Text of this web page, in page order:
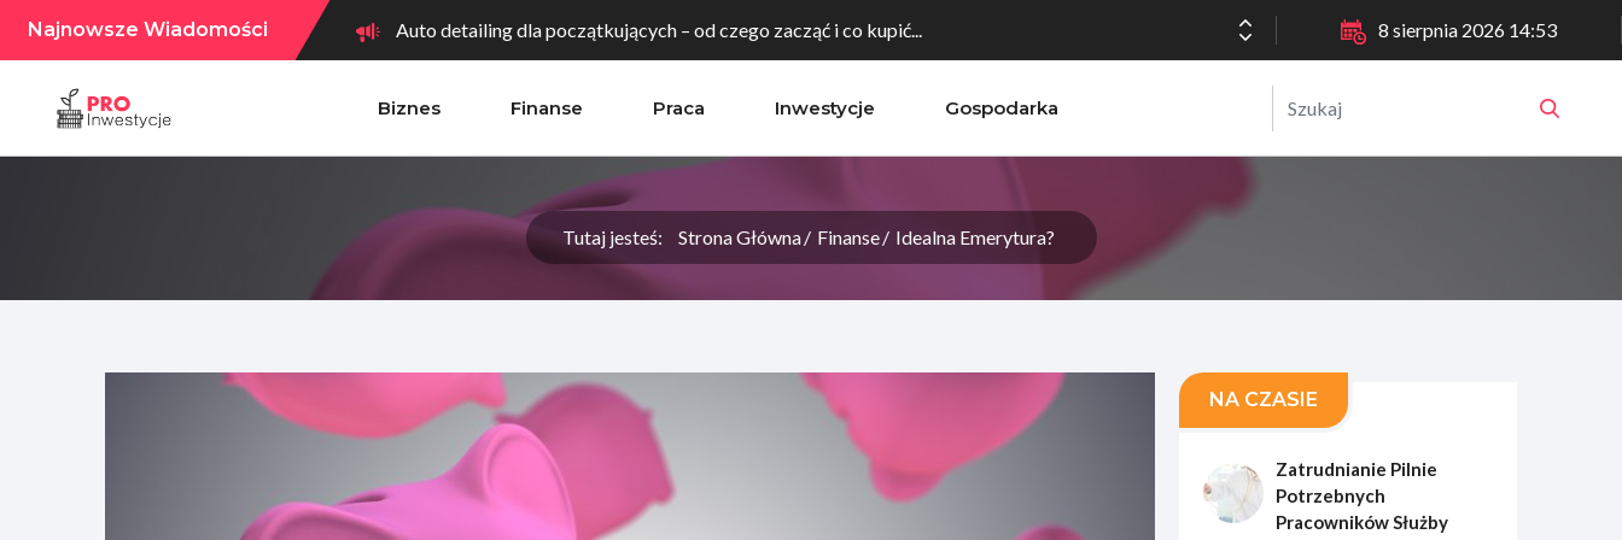
Najnowsze Wiadomości Auto detailing dla początkujących – od czego zacząć i co kupić...
Jak przygotować firmę do ekspansji na rynki zagraniczne? Rola...
Ekspansja terytorialna firmy - jak wybrać region o najwyższym...
8 sierpnia 2026 14:53
Biznes Finanse Praca Inwestycje Gospodarka
Tutaj jesteś: Strona Główna Finanse Idealna Emerytura?
NA CZASIE
Zatrudnianie Pilnie
Potrzebnych
Pracowników Służby